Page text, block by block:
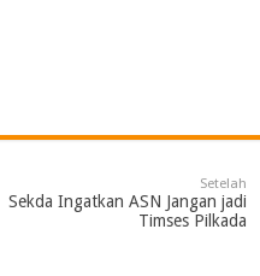
Setelah
Sekda Ingatkan ASN Jangan jadi
Timses Pilkada